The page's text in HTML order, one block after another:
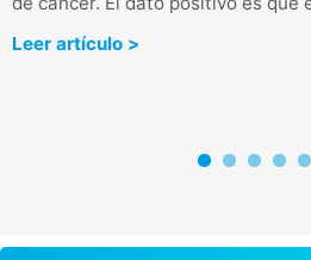
Leer artículo >